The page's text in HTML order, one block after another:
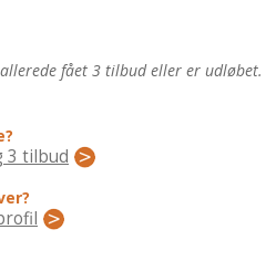
fået 3 tilbud eller er udløbet.
3 tilbud